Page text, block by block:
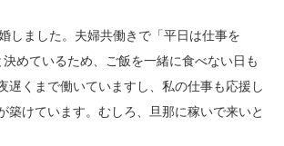
しました。夫婦共働きで「平日は仕事を
めているため、ご飯を一緒に食べない日も
遅くまで働いていますし、私の仕事も応援し
築けています。むしろ、旦那に稼いで来いと